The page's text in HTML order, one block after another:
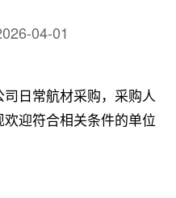
04-01
日常航材采购，采购人
迎符合相关条件的单位